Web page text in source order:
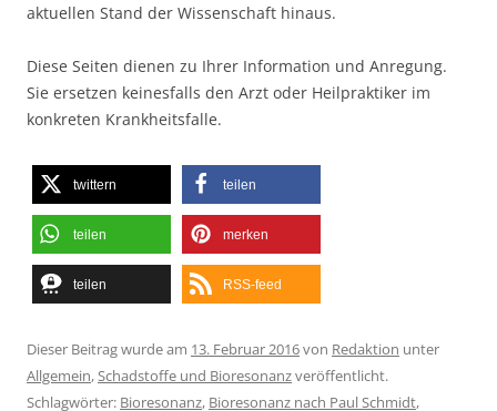
aktuellen Stand der Wissenschaft hinaus.
Diese Seiten dienen zu Ihrer Information und Anregung.
Sie ersetzen keinesfalls den Arzt oder Heilpraktiker im
konkreten Krankheitsfalle.
twittern teilen
teilen merken
teilen RSS-feed
Dieser Beitrag wurde am 13. Februar 2016von Redaktion unter
Allgemein,Schadstoffe und Bioresonanzveröffentlicht.
Schlagwörter: Bioresonanz, Bioresonanz nach Paul Schmidt,